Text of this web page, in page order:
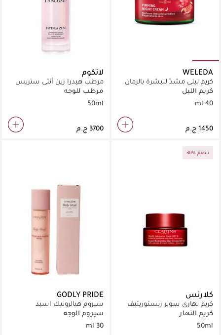
WELEDA
كريم ليلي مشدّ للبشرة بالرمان
وببتيدات الماكا من ويلدا ٤٠ مل
كريم الليل
40 ml
لانكوم
مرطب هيدرا زين أنتي ستريس
جلو السائل
مرطب للوجه
50ml
30% خصم
كلارنس
كريم نهاري سوبر ريستوريتيف
16
كريم النهار
50ml
GODLY PRIDE
سيروم هيالرونيك اسيد
سيروم الوجه
30 ml